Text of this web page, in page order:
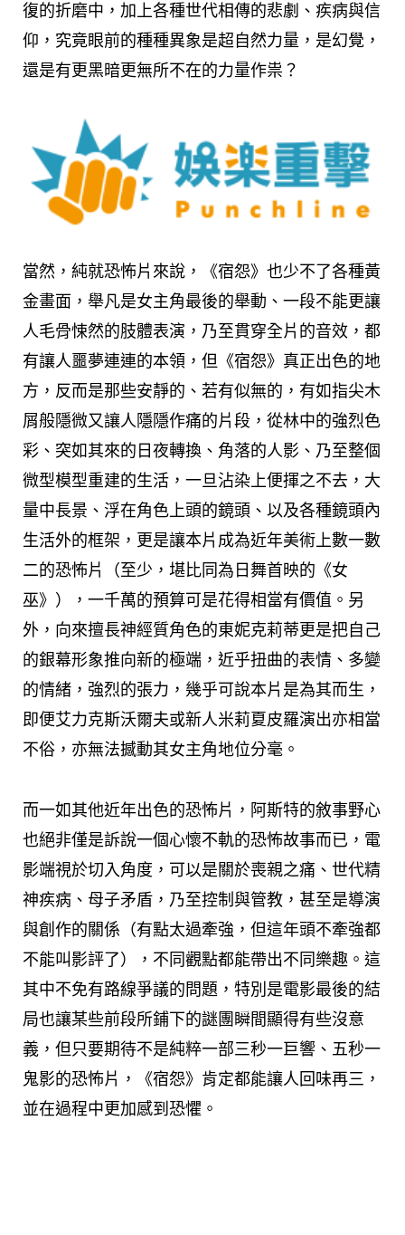
復的折磨中，加上各種世代相傳的悲劇、疾病與信
仰，究竟眼前的種種異象是超自然力量，是幻覺，
還是有更黑暗更無所不在的力量作祟？
當然，純就恐怖片來說，《宿怨》也少不了各種黃
金畫面，舉凡是女主角最後的舉動、一段不能更讓
人毛骨悚然的肢體表演，乃至貫穿全片的音效，都
有讓人噩夢連連的本領，但《宿怨》真正出色的地
方，反而是那些安靜的、若有似無的，有如指尖木
屑般隱微又讓人隱隱作痛的片段，從林中的強烈色
彩、突如其來的日夜轉換、角落的人影、乃至整個
微型模型重建的生活，一旦沾染上便揮之不去，大
量中長景、浮在角色上頭的鏡頭、以及各種鏡頭內
生活外的框架，更是讓本片成為近年美術上數一數
二的恐怖片（至少，堪比同為日舞首映的《女
巫》），一千萬的預算可是花得相當有價值。另
外，向來擅長神經質角色的東妮克莉蒂更是把自己
的銀幕形象推向新的極端，近乎扭曲的表情、多變
的情緒，強烈的張力，幾乎可說本片是為其而生，
即便艾力克斯沃爾夫或新人米莉夏皮羅演出亦相當
不俗，亦無法撼動其女主角地位分毫。
而一如其他近年出色的恐怖片，阿斯特的敘事野心
也絕非僅是訴說一個心懷不軌的恐怖故事而已，電
影端視於切入角度，可以是關於喪親之痛、世代精
神疾病、母子矛盾，乃至控制與管教，甚至是導演
與創作的關係（有點太過牽強，但這年頭不牽強都
不能叫影評了），不同觀點都能帶出不同樂趣。這
其中不免有路線爭議的問題，特別是電影最後的結
局也讓某些前段所鋪下的謎團瞬間顯得有些沒意
義，但只要期待不是純粹一部三秒一巨響、五秒一
鬼影的恐怖片，《宿怨》肯定都能讓人回味再三，
並在過程中更加感到恐懼。